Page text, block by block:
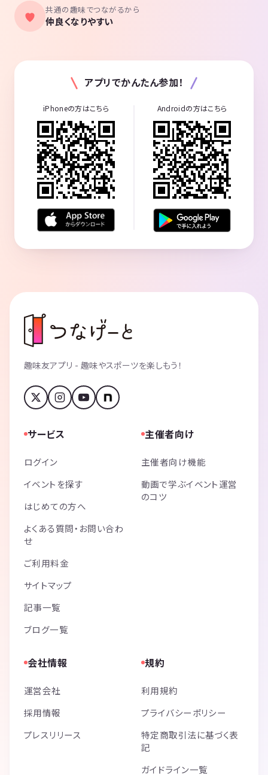
共通の趣味でつながるから
仲良くなりやすい
アプリでかんたん参加！
iPhoneの方はこちら Androidの方はこちら
趣味友アプリ - 趣味やスポーツを楽しもう！
サービス
ログイン
イベントを探す
はじめての方へ
よくある質問・お問い合わ
せ
ご利用料金
サイトマップ
記事一覧
ブログ一覧
主催者向け
主催者向け機能
動画で学ぶイベント運営
のコツ
会社情報
運営会社
採用情報
プレスリリース
規約
利用規約
プライバシーポリシー
特定商取引法に基づく表
記
ガイドライン一覧